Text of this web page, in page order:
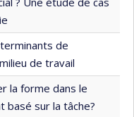
de
de travail
la forme dans le
basé sur la tâche?